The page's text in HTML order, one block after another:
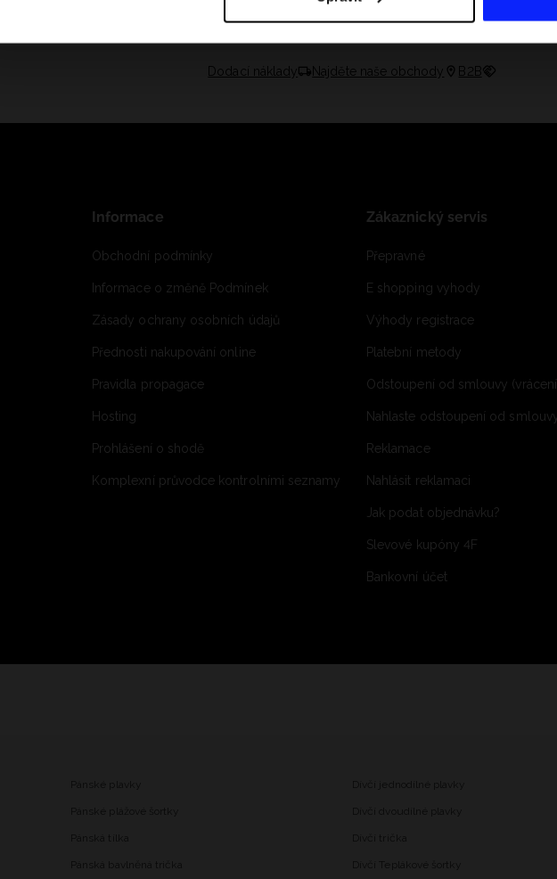
Dodací náklady Najděte naše obchody B2B
Informace
Obchodní podmínky
Informace o změně Podmínek
Zásady ochrany osobních údajů
Přednosti nakupování online
Pravidla propagace
Hosting
Prohlášení o shodě
Komplexní průvodce kontrolními seznamy
Zákaznický servis
Přepravné
E shopping vyhody
Výhody registrace
Platební metody
Odstoupení od smlouvy
Nahlaste odstoupení od
Reklamace
Nahlásit reklamaci
Jak podat objednávku?
Slevové kupóny 4F
Bankovní účet